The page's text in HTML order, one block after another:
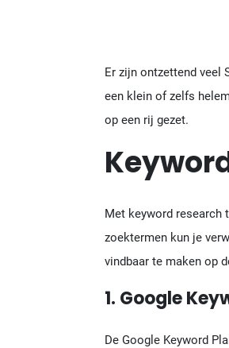
Er zijn ontzettend veel
een klein of zelfs
op een rij gezet.
Met keyword research
zoektermen kun je
vindbaar te maken op
1. Google
De Google Keyword